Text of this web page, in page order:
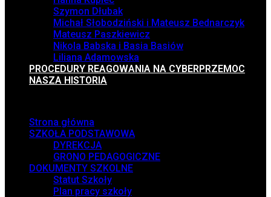
Szymon Dłubak
Michał Słobodziński i Mateusz Bednarczyk
Mateusz Paszkiewicz
Nikola Babska i Basia Basiów
Liliana Adamowska
PROCEDURY REAGOWANIA NA CYBERPRZEMOC
NASZA HISTORIA
Strona główna
SZKOŁA PODSTAWOWA
DYREKCJA
GRONO PEDAGOGICZNE
DOKUMENTY SZKOLNE
Statut Szkoły
Plan pracy szkoły